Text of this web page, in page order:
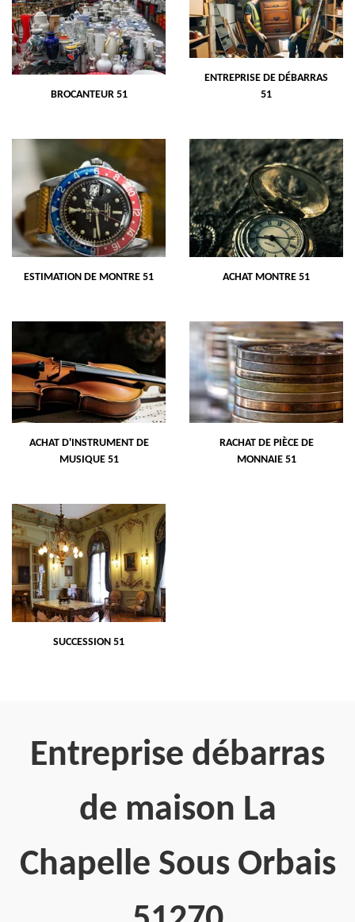
BROCANTEUR 51
ENTREPRISE DE DÉBARRAS
51
ESTIMATION DE MONTRE 51 ACHAT MONTRE 51
ACHAT D'INSTRUMENT DE
MUSIQUE 51
RACHAT DE PIÈCE DE
MONNAIE 51
SUCCESSION 51
Entreprise débarras
de maison La
Chapelle Sous Orbais